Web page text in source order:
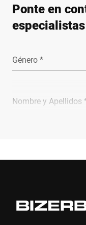
Ponte en
especialistas
Género *
Nombre y Apellidos